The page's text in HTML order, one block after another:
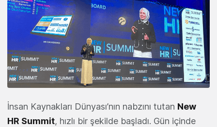
İnsan Kaynakları Dünyası’nın nabzını tutan New
HR Summit, hızlı bir şekilde başladı. Gün içinde